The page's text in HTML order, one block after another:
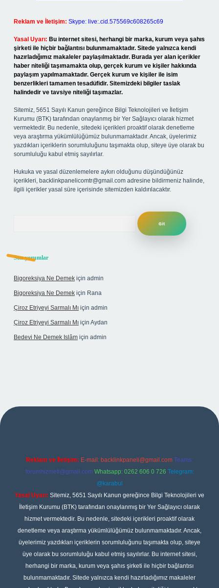
Reklam ve İletişim: Skype: live:.cid.575569c608265c69
Yasal Uyarı: Bu internet sitesi, herhangi bir marka, kurum veya şahıs
şirketi ile hiçbir bağlantısı bulunmamaktadır. Sitede yalnızca kendi
hazırladığımız makaleler paylaşılmaktadır. Burada yer alan içerikler
haber niteliği taşımamakta olup, gerçek kurum ve kişiler hakkında
paylaşım yapılmamaktadır. Gerçek kurum ve kişiler ile isim
benzerlikleri tamamen tesadüfidir. Sitemizdeki bilgiler taslak
halindedir ve tavsiye niteliği taşımazlar.
Sitemiz, 5651 Sayılı Kanun gereğince Bilgi Teknolojileri ve İletişim
Kurumu (BTK) tarafından onaylanmış bir Yer Sağlayıcı olarak hizmet
vermektedir. Bu nedenle, sitedeki içerikleri proaktif olarak denetleme
veya araştırma yükümlülüğümüz bulunmamaktadır. Ancak, üyelerimiz
yazdıkları içeriklerin sorumluluğunu taşımakta olup, siteye üye olarak bu
sorumluluğu kabul etmiş sayılırlar.
Hukuka ve yasal düzenlemelere aykırı olduğunu düşündüğünüz
içerikleri, backlinkpanelicomtr@gmail.com adresine bildirmeniz halinde,
ilgili içerikler yasal süre içerisinde sitemizden kaldırılacaktır.
Son yorumlar
Bigoreksiya Ne Demek için admin
Bigoreksiya Ne Demek için Rana
Çiroz Etriyeyi Sarmalı Mı için admin
Çiroz Etriyeyi Sarmalı Mı için Aydan
Bedevi Ne Demek Islâm için admin
Reklam ve İletişim: E-mail: backlinkpaneli@gmail.com Teams:
forumhizmeti@gmail.com Whatsapp: 0262 606 0 726 Telegram:
@karabul
Yasal Uyarı: Sitemiz, 5651 Sayılı Kanun gereğince Bilgi Teknolojileri ve
İletişim Kurumu (BTK) tarafından onaylanmış bir Yer Sağlayıcı olarak
hizmet vermektedir. Bu nedenle, sitedeki içerikleri proaktif olarak
denetleme veya araştırma yükümlülüğümüz bulunmamaktadır. Ancak,
üyelerimiz yazdıkları içeriklerin sorumluluğunu taşımakta olup, siteye
üye olarak bu sorumluluğu kabul etmiş sayılırlar. Bu internet sitesi,
herhangi bir marka, kurum veya şahıs şirketi ile hiçbir bağlantısı
bulunmamaktadır. Sitede yalnızca kendi hazırladığımız makaleler